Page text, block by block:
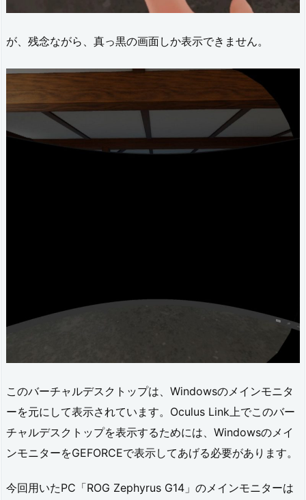
が、残念ながら、真っ黒の画面しか表示できません。
このバーチャルデスクトップは、Windowsのメインモニタ
ーを元にして表示されています。Oculus Link上でこのバー
チャルデスクトップを表示するためには、Windowsのメイ
ンモニターをGEFORCEで表示してあげる必要があります。
今回用いたPC「ROG Zephyrus G14」のメインモニターは